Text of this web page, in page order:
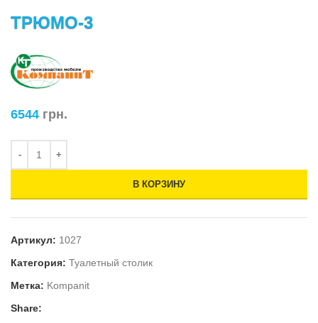
ТРЮМО-3
6544 грн.
В КОРЗИНУ
Артикул: 1027
Категория: Туалетный столик
Метка: Kompanit
Share: